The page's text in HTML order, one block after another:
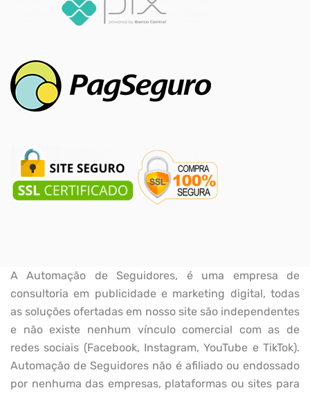
A Automação de Seguidores, é uma empresa de
consultoria em publicidade e marketing digital, todas
as soluções ofertadas em nosso site são independentes
e não existe nenhum vínculo comercial com as de
redes sociais (Facebook, Instagram, YouTube e TikTok).
Automação de Seguidores não é afiliado ou endossado
por nenhuma das empresas, plataformas ou sites para